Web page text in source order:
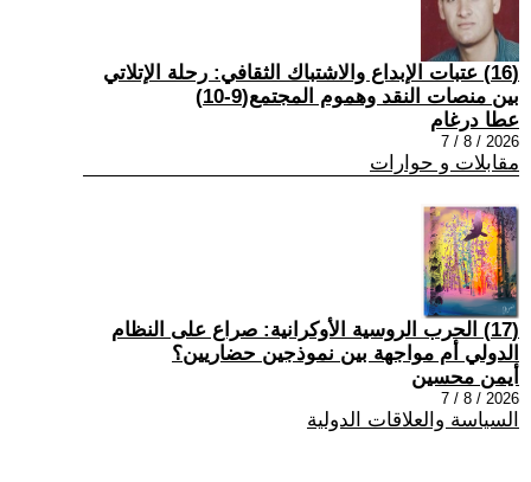
(16) عتبات الإبداع والاشتباك الثقافي: رحلة الإتلاتي
بين منصات النقد وهموم المجتمع(9-10)
عطا درغام
2026 / 8 / 7
مقابلات و حوارات
(17) الحرب الروسية الأوكرانية: صراع على النظام
الدولي أم مواجهة بين نموذجين حضاريين؟
أيمن محسين
2026 / 8 / 7
السياسة والعلاقات الدولية